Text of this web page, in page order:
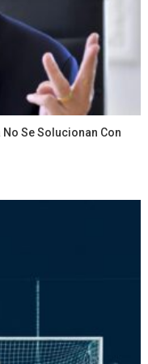
Se Solucionan Con